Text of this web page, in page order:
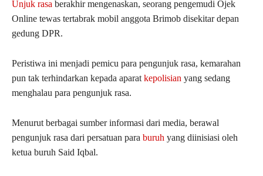
Unjuk rasa berakhir mengenaskan, seorang pengemudi Ojek
Online tewas tertabrak mobil anggota Brimob disekitar depan
gedung DPR.
Peristiwa ini menjadi pemicu para pengunjuk rasa, kemarahan
pun tak terhindarkan kepada aparat kepolisian yang sedang
menghalau para pengunjuk rasa.
Menurut berbagai sumber informasi dari media, berawal
pengunjuk rasa dari persatuan para buruh yang diinisiasi oleh
ketua buruh Said Iqbal.